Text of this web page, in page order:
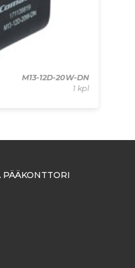
M13-12D-20W-DN
1 kpl